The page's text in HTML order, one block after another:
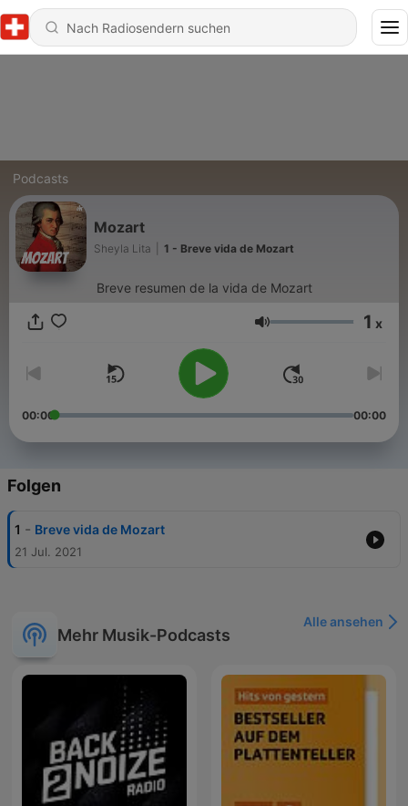
Podcasts
Mozart
Sheyla Lita 1 - Breve vida de Mozart
Breve resumen de la vida de Mozart
Lautstärke 1 x
00:00 00:00
Folgen
1 - Breve vida de Mozart
21 Jul. 2021
Mehr Musik-Podcasts
Alle ansehen